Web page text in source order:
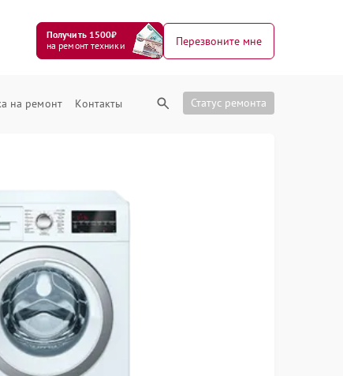
Получить 1500₽
на ремонт техники
Перезвоните мне
на ремонт Контакты Статус ремонта